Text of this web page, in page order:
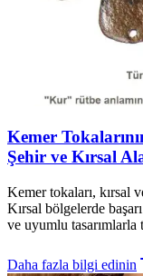
Kemer
Şehir ve Kırsal
Kemer tokaları, kırsal
Kırsal bölgelerde
ve uyumlu
Daha fazla bilgi edinin